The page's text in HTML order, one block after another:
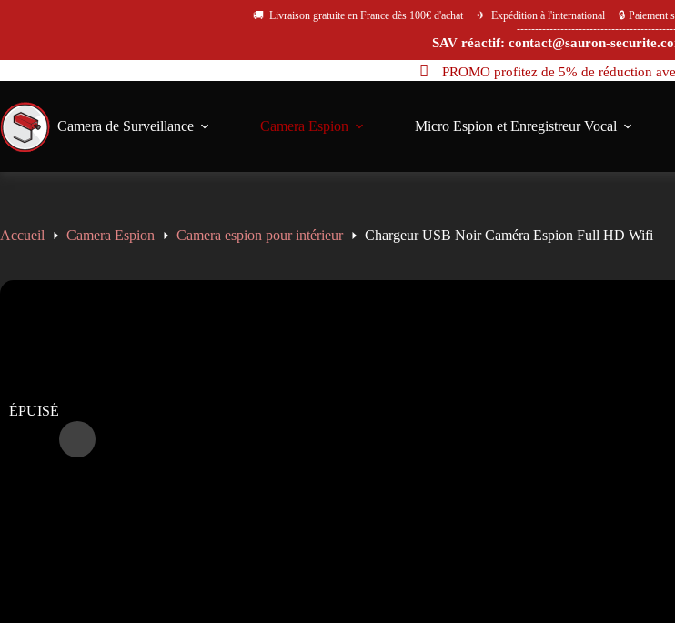
PROMO profitez de 5% de réduction
Camera de Surveillance Camera Espion Micro Espion et Enregistreur Vocal
Accueil Camera Espion Camera espion pour intérieur Chargeur USB Noir Caméra Espion Full HD Wifi
ÉPUISÉ
🚚 Livraison gratuite en France dès 100€ d'achat ✈ Expédition à l'international 🔒 Paiement
SAV réactif: contact@sauron-